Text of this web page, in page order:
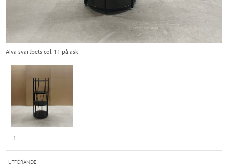
Alva svartbets col. 11 på ask
1
UTFÖRANDE